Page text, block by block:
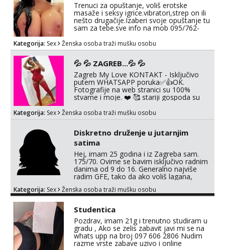
Trenuci za opuštanje, voliš erotske
masaže i seksy igrice.vibratori,strep on ili
nešto drugačije.Izaberi svoje opuštanje tu
sam za tebe.sve info na mob 095/762-
Kategorija: Sex Ženska osoba traži mušku osobu
💦 💦 ZAGREB...💦 💦
Zagreb My Love KONTAKT - Isključivo
putem WHATSAPP poruka✅️👍OK.
Fotografije na web stranici su 100%
stvarne i moje. ❤️ 🥰 stariji gospoda su
poslati samo putem WhatsAppa. ❗️❗️❗️ Samo
vas prije ili poslije masaže, nalazim se u
centru grada. 🚫 NE POZIVI ,❌️ NE
SEXCAM, ❌️NE SEXCHATTING🚫...
Kategorija: Sex Ženska osoba traži mušku osobu
Diskretno druženje u jutarnjim
satima
Hej, imam 25 godina i iz Zagreba sam.
175/70. Ovime se bavim isključivo radnim
danima od 9 do 16. Generalno najviše
radim GFE, tako da ako voliš lagana,
ćemo si pasati. Preferiram dugoročna
druženja također, nisam zainteresirana za
one and done susrete. Ako se nalaziš u
ovome, javi mi se na WhatsApp sa nečime
o sebi i tome što voliš seksualno za daljnji
d...
Kategorija: Sex Ženska osoba traži mušku osobu
Studentica
Pozdrav, imam 21g i trenutno studiram u
gradu , Ako se zelis zabavit javi mi se na
whats upp na broj 097 606 2806 Nudim
razme vrste zabave uzivo i online